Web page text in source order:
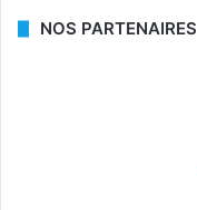
NOS PARTENAIRES